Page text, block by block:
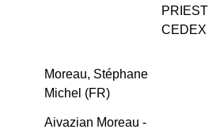
PRIEST
CEDEX
Moreau, Stéphane
Michel (FR)
Aivazian Moreau -